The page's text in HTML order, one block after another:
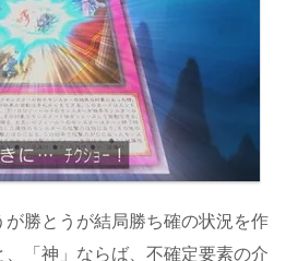
勝とうが結局勝ち確の状況を作
「神」ならば、不確定要素の介